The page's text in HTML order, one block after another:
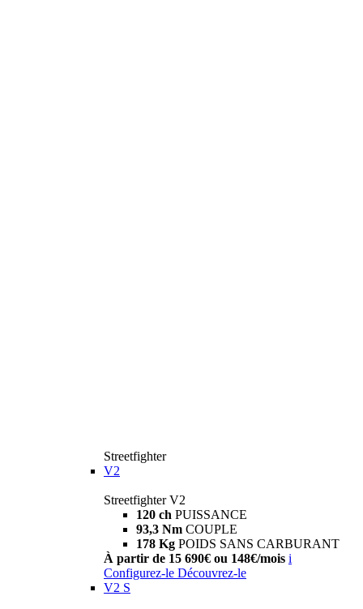
Streetfighter
V2
Streetfighter V2
120 ch PUISSANCE
93,3 Nm COUPLE
178 Kg POIDS SANS CARBURANT
À partir de 15 690€ ou 148€/mois i
Configurez-le Découvrez-le
V2 S